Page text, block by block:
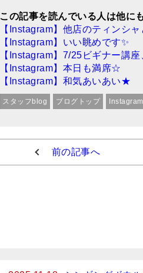
この記事を読んでいる人は他に
【Instagram】他店のティンシ
【Instagram】いい眺めです✨
【Instagram】7/25ビギナー講
【Instagram】本日も満席☆
【Instagram】和気あいあい★
スタッフblog ブログトップ Instagram
前の記事へ